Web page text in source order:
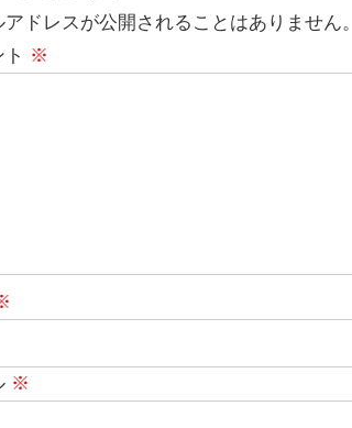
アドレスが公開されることはありません。
※
※